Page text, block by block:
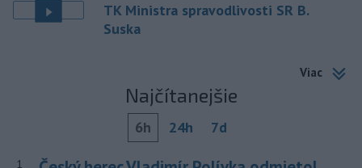
TK Ministra spravodlivosti SR B.
Suska
Viac
Najčítanejšie
6h 24h 7d
1